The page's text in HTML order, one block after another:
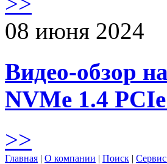
08 июня 2024
Видео-обзор
NVMe 1.4
>>
Главная | О компании | Поиск |